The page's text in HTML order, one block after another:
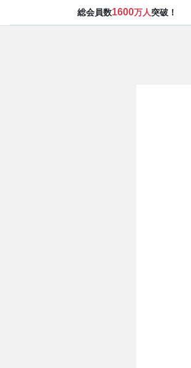
総会員数1600万人突破！